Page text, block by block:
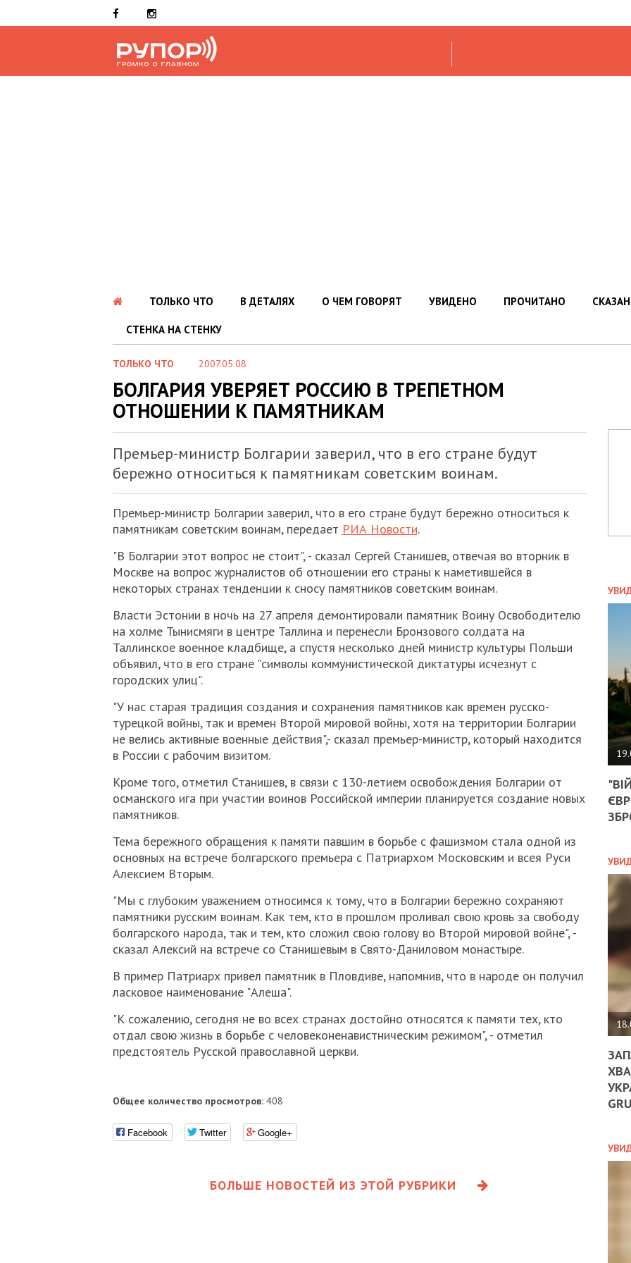
ТОЛЬКО ЧТО В ДЕТАЛЯХ О ЧЕМ ГОВОРЯТ УВИДЕНО ПРОЧИТАНО
СТЕНКА НА СТЕНКУ
ТОЛЬКО ЧТО 2007.05.08
БОЛГАРИЯ УВЕРЯЕТ РОССИЮ В ТРЕПЕТНОМ
ОТНОШЕНИИ К ПАМЯТНИКАМ
Премьер-министр Болгарии заверил, что в его стране будут
бережно относиться к памятникам советским воинам.
Премьер-министр Болгарии заверил, что в его стране будут бережно относиться к
памятникам советским воинам, передает РИА Новости.
"В Болгарии этот вопрос не стоит", - сказал Сергей Станишев, отвечая во вторник в
Москве на вопрос журналистов об отношении его страны к наметившейся в
некоторых странах тенденции к сносу памятников советским воинам.
Власти Эстонии в ночь на 27 апреля демонтировали памятник Воину Освободителю
на холме Тынисмяги в центре Таллина и перенесли Бронзового солдата на
Таллинское военное кладбище, а спустя несколько дней министр культуры Польши
объявил, что в его стране "символы коммунистической диктатуры исчезнут с
городских улиц".
"У нас старая традиция создания и сохранения памятников как времен русско-
турецкой войны, так и времен Второй мировой войны, хотя на территории Болгарии
не велись активные военные действия",- сказал премьер-министр, который находится
в России с рабочим визитом.
Кроме того, отметил Станишев, в связи с 130-летием освобождения Болгарии от
османского ига при участии воинов Российской империи планируется создание новых
памятников.
Тема бережного обращения к памяти павшим в борьбе с фашизмом стала одной из
основных на встрече болгарского премьера с Патриархом Московским и всея Руси
Алексием Вторым.
"Мы с глубоким уважением относимся к тому, что в Болгарии бережно сохраняют
памятники русским воинам. Как тем, кто в прошлом проливал свою кровь за свободу
болгарского народа, так и тем, кто сложил свою голову во Второй мировой войне", -
сказал Алексий на встрече со Станишевым в Свято-Даниловом монастыре.
В пример Патриарх привел памятник в Пловдиве, напомнив, что в народе он получил
ласковое наименование "Алеша".
"К сожалению, сегодня не во всех странах достойно относятся к памяти тех, кто
отдал свою жизнь в борьбе с человеконенавистническим режимом", - отметил
предстоятель Русской православной церкви.
Общее количество просмотров:408
Facebook Twitter Google+
БОЛЬШЕ НОВОСТЕЙ ИЗ ЭТОЙ РУБРИКИ
НА
ДО
ЄС
-